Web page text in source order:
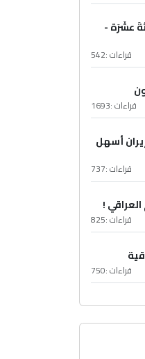
عشَرَة -
قراءات :542
قراءات :1693
أسهل
قراءات :737
!
قراءات :825
قراءات :750